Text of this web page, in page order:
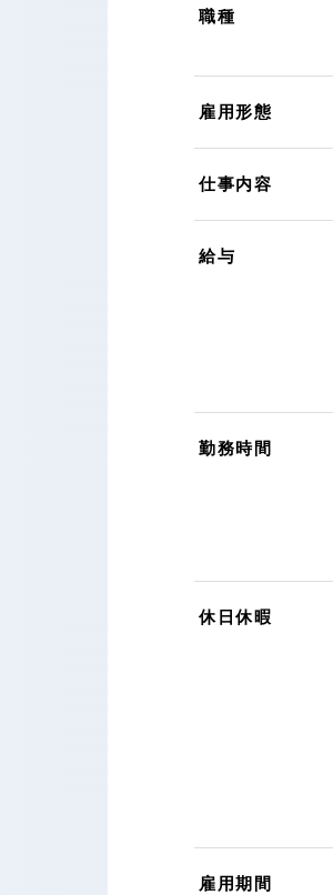
職種
雇用形態
仕事内容
給与
勤務時間
休日休暇
雇用期間